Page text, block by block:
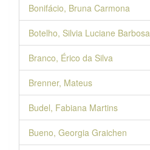
Bonifácio, Bruna Carmona
Botelho, Silvia Luciane Barbosa
Branco, Érico da Silva
Brenner, Mateus
Budel, Fabiana Martins
Bueno, Georgia Graichen